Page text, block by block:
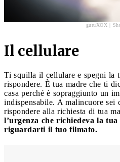
guruXOX |
Il cellulare
Ti squilla il cellulare e spegni la
rispondere. È tua madre che ti
casa perché è sopraggiunto un
indispensabile. A malincuore sei
rispondere alla richiesta di tua
l’urgenza che richiedeva la
riguardarti il tuo filmato.